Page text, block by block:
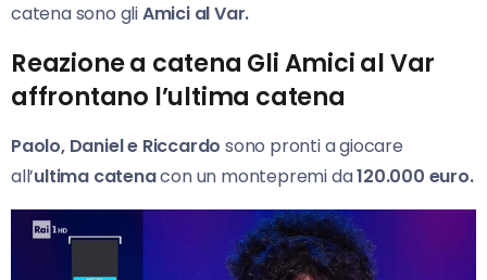
catena sono gliAmici al Var.
Reazione a catena Gli Amici al Var
affrontano l’ultima catena
Paolo, Daniel e Riccardo sono pronti a giocare
all’ultima catenacon un montepremi da120.000 euro.